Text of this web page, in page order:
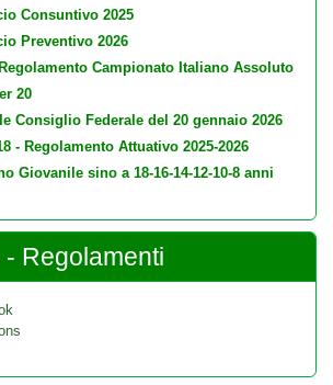
Consuntivo 2025
Preventivo 2026
Campionato Italiano Assoluto
20
Consiglio Federale del 20 gennaio 2026
- Regolamento Attuativo 2025-2026
Giovanile sino a 18-16-14-12-10-8 anni
Regolamenti